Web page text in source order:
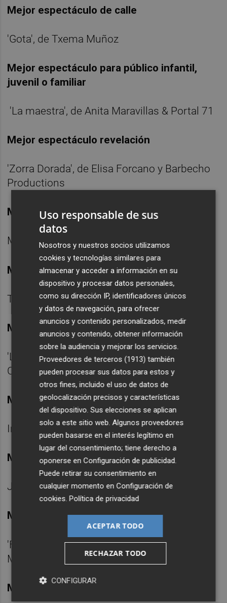
Mejor espectáculo de calle
'Gota', de Txema Muñoz
Mejor espectáculo para público infantil,
juvenil o familiar
'La maestra', de Anita Maravillas & Portal 71
Mejor espectáculo revelación
'Zorra Dorada', de Elisa Forcano y Barbecho
Productions
Mejor actriz
Mona Martínez por 'Los nuestros'
Mejor actor
Ton Vieira por 'La tercera fuga'
Mejor elenco de teatro
'La tercera fuga', de Teatre Nacional de
Catalunya
Mejor intérprete femenina de danza
Irene Tena por 'No'
Mejor intérprete masculino de danza
Juan Berlanga por 'JUANCABALLO'
Mejor elenco de danza
'Faula' de Roser López Espinosa, Consorci
Mercat de les Flors
Mejor dirección de escena
Uso responsable de sus
datos
Nosotros y nuestros socios utilizamos
cookies y tecnologías similares para
almacenar y acceder a información en su
dispositivo y procesar datos personales,
como su dirección IP, identificadores únicos
y datos de navegación, para ofrecer
anuncios y contenido personalizados, medir
anuncios y contenido, obtener información
sobre la audiencia y mejorar los servicios.
Proveedores de terceros (1913) también
pueden procesar sus datos para estos y
otros fines, incluido el uso de datos de
geolocalización precisos y características
del dispositivo. Sus elecciones se aplican
solo a este sitio web. Algunos proveedores
pueden basarse en el interés legítimo en
lugar del consentimiento; tiene derecho a
oponerse enConfiguración de publicidad.
Puede retirar su consentimiento en
cualquier momento enConfiguración de
cookies.Política de privacidad
ACEPTAR TODO
RECHAZAR TODO
CONFIGURAR